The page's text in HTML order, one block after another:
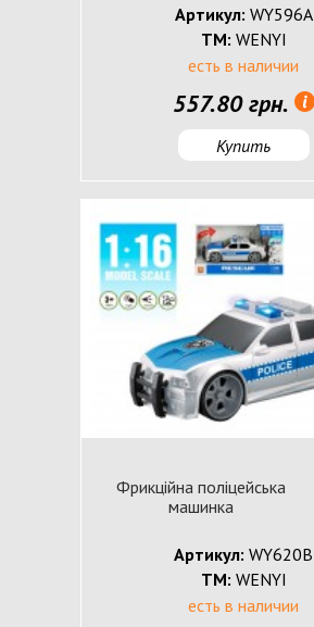
Артикул: WY596A
ТМ: WENYI
есть в наличии
557.80 грн.
Купить
Фрикційна поліцейська
машинка
Артикул: WY620B
ТМ: WENYI
есть в наличии